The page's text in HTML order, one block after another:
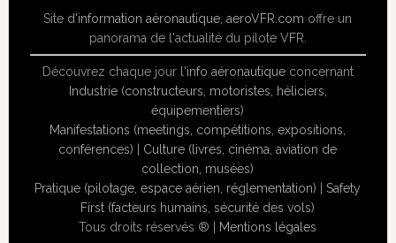
Site d'information aéronautique ,aeroVFR.com offre un
panorama de l'actualité du pilote VFR.
Découvrez chaque jour l'info aéronautiqueconcernant
Industrie (constructeurs, motoristes, héliciers,
équipementiers)
Manifestations (meetings, compétitions, expositions,
conférences)
Culture (livres, cinéma, aviation de
collection, musées)
Pratique (pilotage, espace aérien, réglementation) |Safety
First (facteurs humains, sécurité des vols)
Tous droits réservés ® | Mentions légales